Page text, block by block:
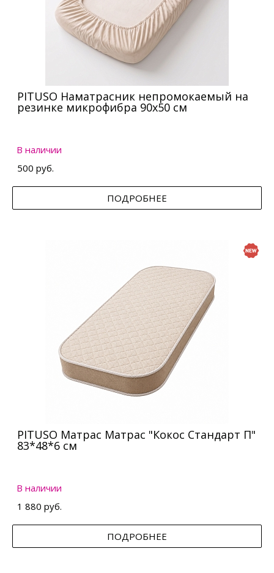
PITUSO Наматрасник непромокаемый на
резинке микрофибра 90х50 см
В наличии
500 руб.
ПОДРОБНЕЕ
PITUSO Матрас Матрас "Кокос Стандарт П"
83*48*6 см
В наличии
1 880 руб.
ПОДРОБНЕЕ